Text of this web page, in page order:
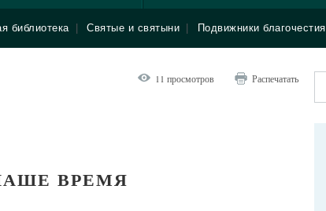
библиотека Святые и святыни Подвижники благочестия
11 просмотров Распечатать
ВРЕМЯ